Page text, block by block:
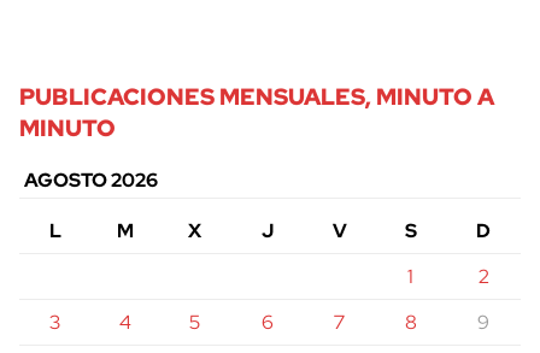
PUBLICACIONES MENSUALES, MINUTO A
MINUTO
AGOSTO 2026
L
M X J V S
D
1
2
3
4 5 6 7 8
9